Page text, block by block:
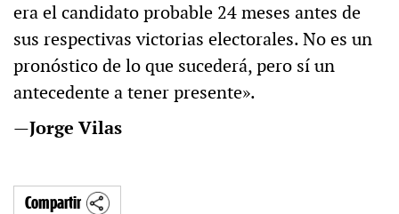
era el candidato probable 24 meses antes de
sus respectivas victorias electorales. No es un
pronóstico de lo que sucederá, pero sí un
antecedente a tener presente».
—Jorge Vilas
Compartir